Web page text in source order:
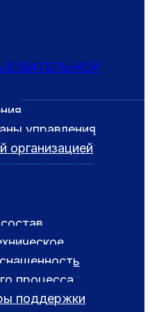
управления
организацией
процесса
поддержки